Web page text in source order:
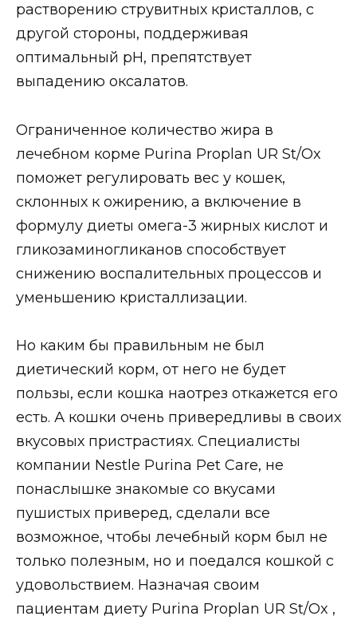
растворению струвитных кристаллов, с
другой стороны, поддерживая
оптимальный рН, препятствует
выпадению оксалатов.
Ограниченное количество жира в
лечебном корме Purina Proplan UR St/Ox
поможет регулировать вес у кошек,
склонных к ожирению, а включение в
формулу диеты омега-3 жирных кислот и
гликозаминогликанов способствует
снижению воспалительных процессов и
уменьшению кристаллизации.
Но каким бы правильным не был
диетический корм, от него не будет
пользы, если кошка наотрез откажется его
есть. А кошки очень привередливы в своих
вкусовых пристрастиях. Специалисты
компании Nestle Purina Pet Care, не
понаслышке знакомые со вкусами
пушистых приверед, сделали все
возможное, чтобы лечебный корм был не
только полезным, но и поедался кошкой с
удовольствием. Назначая своим
пациентам диету Purina Proplan UR St/Ox ,